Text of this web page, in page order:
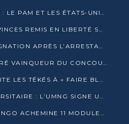
CANTINES SCOLAIRES : LE PAM ET LES ÉTATS-UNIS AU CONTACT DES ÉCOLIERS DE KINKALA
LE RAPPEUR FREUD VINCES REMIS EN LIBERTÉ SOUS PRESSION MÉDIATIQUE
POINTE-NOIRE : INDIGNATION APRÈS L’ARRESTATION DU RAPPEUR FREUD VINCES
OWEN OKANDZE SACRÉ VAINQUEUR DU CONCOURS SLAM POUR LA VIE
NINON GOUAMBA INVITE LES TÉKÉS À « FAIRE BLOC » POUR PESER DANS LE DÉBAT NATIONAL
COOPÉRATION UNIVERSITAIRE : L’UMNG SIGNE UN ACCORD STRATÉGIQUE AVEC L’UNIVERSITÉ HAINAN EN CHINE
LOGISTIQUE : AGL CONGO ACHEMINE 11 MODULES GÉANTS JUSQU’À BRAZZAVILLE